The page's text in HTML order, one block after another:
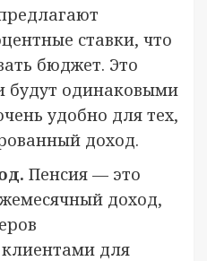
ставки, что
бюджет. Это
будут одинаковыми
удобно для тех,
доход.
Пенсия — это
доход,
для